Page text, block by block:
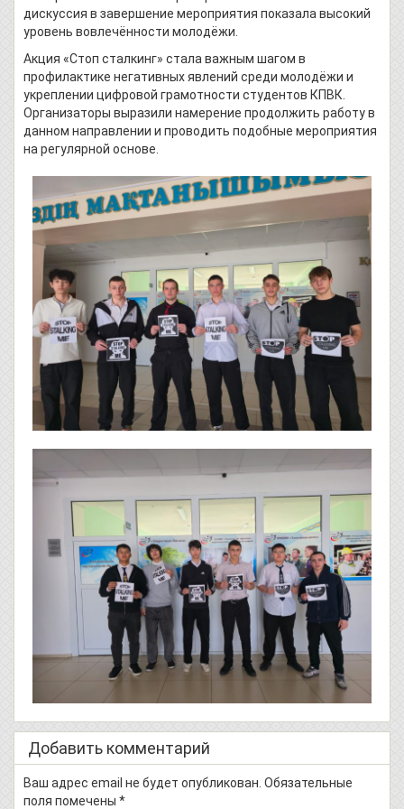
дискуссия в завершение мероприятия показала высокий
уровень вовлечённости молодёжи.
Акция «Стоп сталкинг» стала важным шагом в
профилактике негативных явлений среди молодёжи и
укреплении цифровой грамотности студентов КПВК.
Организаторы выразили намерение продолжить работу в
данном направлении и проводить подобные мероприятия
на регулярной основе.
Добавить комментарий
Ваш адрес email не будет опубликован. Обязательные
поля помечены *